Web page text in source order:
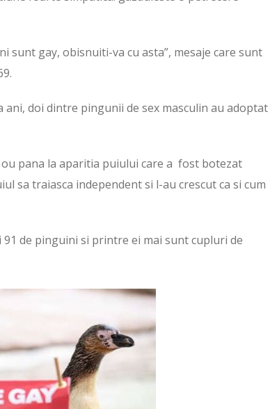
sunt gay, obisnuiti-va cu asta”, mesaje care sunt
doi dintre pingunii de sex masculin au adoptat
pana la aparitia puiului care a fost botezat
sa traiasca independent si l-au crescut ca si cum
de pinguini si printre ei mai sunt cupluri de